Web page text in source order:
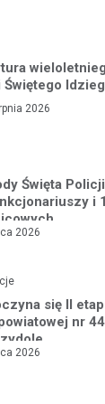
Świętego
2026
Święta
i
2026
się II
nr
2026